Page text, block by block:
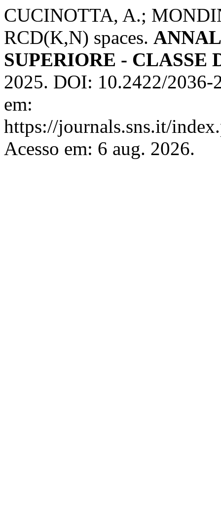
CUCINOTTA, A.;
RCD(K,N) spaces.
SUPERIORE - CLASSE
2025. DOI: 10.2422/
em:
https://journals.sns.it/
Acesso em: 6 aug. 2026.